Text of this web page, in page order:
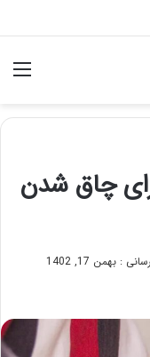
را درمان کنید!
چاق شدن
: بهمن 17, 1402